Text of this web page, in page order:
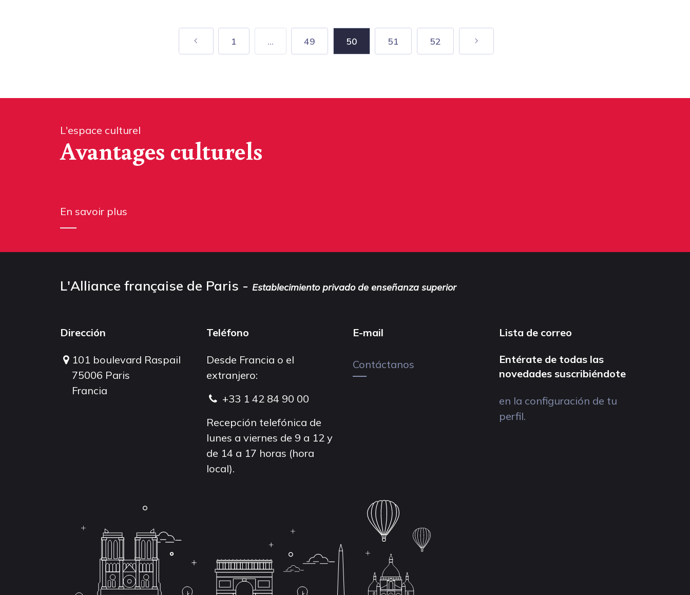
1 ... 49 50 51 52
L'espace culturel
Avantages culturels
En savoir plus
L'Alliance française de Paris - Establecimiento privado de enseñanza superior
Dirección
101 boulevard Raspail
75006 Paris
Francia
Teléfono
Desde Francia o el
extranjero:
+33 1 42 84 90 00
Recepción telefónica de
lunes a viernes de 9 a 12 y
de 14 a 17 horas (hora
local).
E-mail
Contáctanos
Lista de correo
Entérate de todas las
novedades suscribiéndote
en la configuración de tu
perfil.